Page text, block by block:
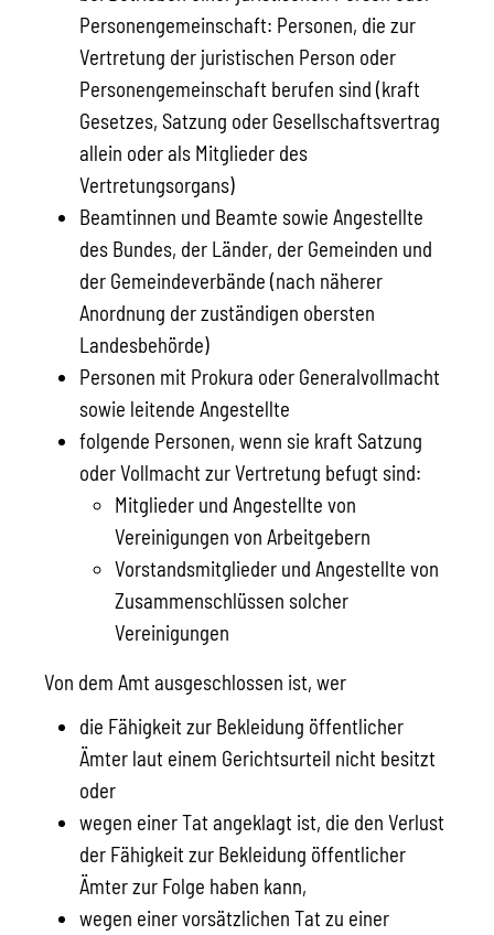
Personengemeinschaft: Personen, die zur
Vertretung der juristischen Person oder
Personengemeinschaft berufen sind (kraft
Gesetzes, Satzung oder Gesellschaftsvertrag
allein oder als Mitglieder des
Vertretungsorgans)
Beamtinnen und Beamte sowie Angestellte
des Bundes, der Länder, der Gemeinden und
der Gemeindeverbände (nach näherer
Anordnung der zuständigen obersten
Landesbehörde)
Personen mit Prokura oder Generalvollmacht
sowie leitende Angestellte
folgende Personen, wenn sie kraft Satzung
oder Vollmacht zur Vertretung befugt sind:
Mitglieder und Angestellte von
Vereinigungen von Arbeitgebern
Vorstandsmitglieder und Angestellte von
Zusammenschlüssen solcher
Vereinigungen
Von dem Amt ausgeschlossen ist, wer
die Fähigkeit zur Bekleidung öffentlicher
Ämter laut einem Gerichtsurteil nicht besitzt
oder
wegen einer Tat angeklagt ist, die den Verlust
der Fähigkeit zur Bekleidung öffentlicher
Ämter zur Folge haben kann,
wegen einer vorsätzlichen Tat zu einer